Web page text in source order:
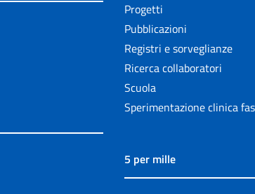
Progetti
Pubblicazioni
Registri e sorveglianze
Ricerca collaboratori
Scuola
Sperimentazione clinica
5 per mille